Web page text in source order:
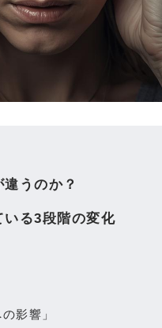
うのか？
いる3段階の変化
影響」